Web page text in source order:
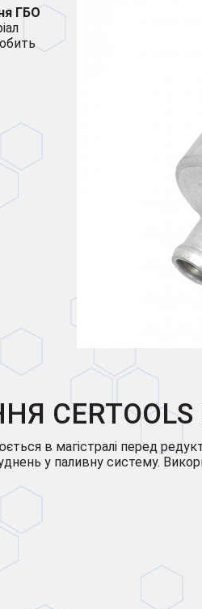
ГБО
CERTOOLS
в магістралі перед
у паливну систему.